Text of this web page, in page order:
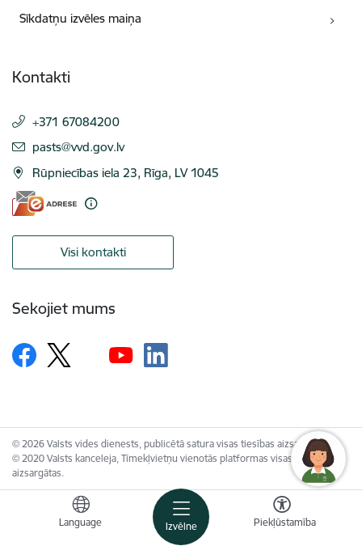
Izvēlne
Language Piekļūstamība
Sīkdatņu izvēles maiņa
Kontakti
+371 67084200
E-pasts:
pasts@vvd.gov.lv
Rūpniecības iela 23, Rīga, LV 1045
Visi kontakti
Sekojiet mums
© 2026 Valsts vides dienests, publicētā satura visas tiesības aizsargātas.
© 2020 Valsts kanceleja, Tīmekļvietņu vienotās platformas visas tiesības
aizsargātas.